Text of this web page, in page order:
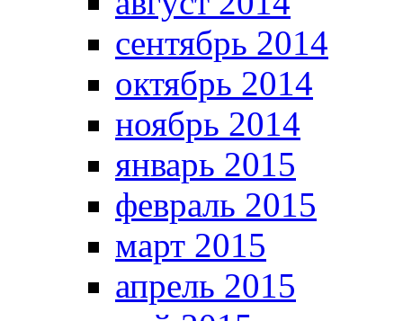
сентябрь 2014
октябрь 2014
ноябрь 2014
январь 2015
февраль 2015
март 2015
апрель 2015